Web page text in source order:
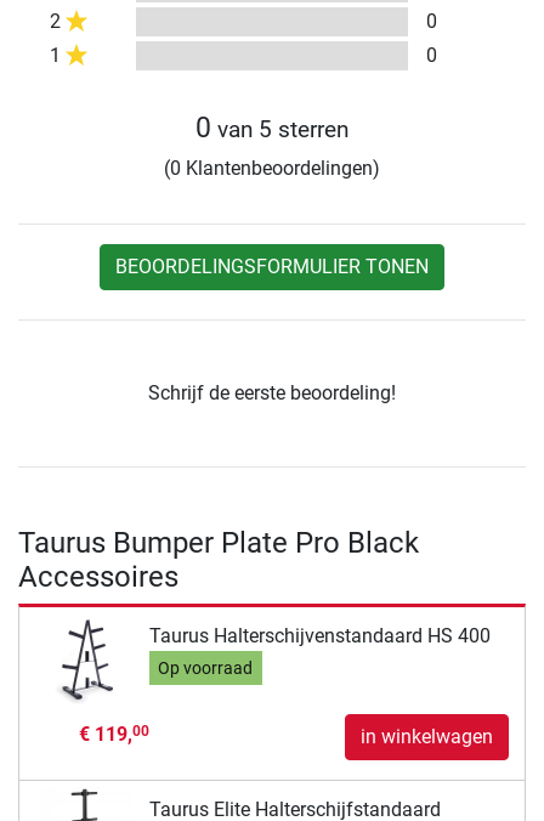
2
0
1
0
0 van 5 sterren
(0 Klantenbeoordelingen)
BEOORDELINGSFORMULIER TONEN
Schrijf de eerste beoordeling!
Taurus Bumper Plate Pro Black
Accessoires
Taurus Halterschijvenstandaard HS 400
Op voorraad
€ 119,00 in winkelwagen
Taurus Elite Halterschijfstandaard